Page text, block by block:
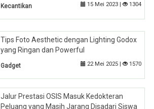
Kecantikan 15 Mei 2023 | 1304
Tips Foto Aesthetic dengan Lighting Godox
yang Ringan dan Powerful
Gadget 22 Mei 2025 | 1570
Jalur Prestasi OSIS Masuk Kedokteran
Peluang yang Masih Jarang Disadari Siswa